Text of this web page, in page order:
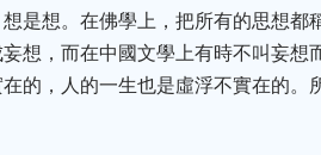
是想。在佛學上，把所有的思想都
想，而在中國文學上有時不叫妄想
的，人的一生也是虛浮不實在的。